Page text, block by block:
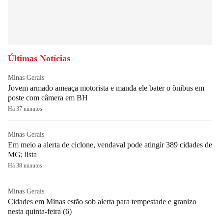
Últimas Notícias
Minas Gerais
Jovem armado ameaça motorista e manda ele bater o ônibus em
poste com câmera em BH
Há 37 minutos
Minas Gerais
Em meio a alerta de ciclone, vendaval pode atingir 389 cidades de
MG; lista
Há 38 minutos
Minas Gerais
Cidades em Minas estão sob alerta para tempestade e granizo
nesta quinta-feira (6)